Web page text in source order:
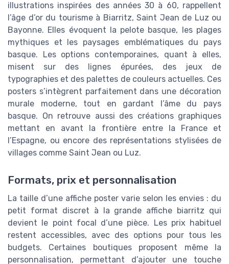
illustrations inspirées des années 30 à 60, rappellent
l’âge d’or du tourisme à Biarritz, Saint Jean de Luz ou
Bayonne. Elles évoquent la pelote basque, les plages
mythiques et les paysages emblématiques du pays
basque. Les options contemporaines, quant à elles,
misent sur des lignes épurées, des jeux de
typographies et des palettes de couleurs actuelles. Ces
posters s’intègrent parfaitement dans une décoration
murale moderne, tout en gardant l’âme du pays
basque. On retrouve aussi des créations graphiques
mettant en avant la frontière entre la France et
l’Espagne, ou encore des représentations stylisées de
villages comme Saint Jean ou Luz.
Formats, prix et personnalisation
La taille d’une affiche poster varie selon les envies : du
petit format discret à la grande affiche biarritz qui
devient le point focal d’une pièce. Les prix habituel
restent accessibles, avec des options pour tous les
budgets. Certaines boutiques proposent même la
personnalisation, permettant d’ajouter une touche